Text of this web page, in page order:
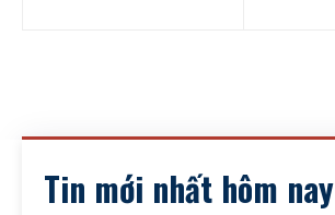
Tin mới nhất hôm nay